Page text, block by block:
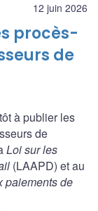
12 juin 2026
procès-
de
à publier les
de
Loi sur les
(LAAPD) et au
paiements de